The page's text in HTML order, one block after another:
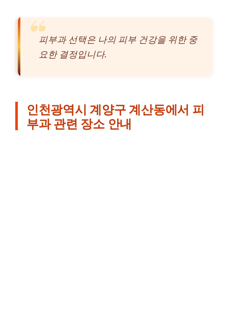
피부과 선택은 나의 피부 건강을 위한 중
요한 결정입니다.
인천광역시 계양구 계산동에서 피
부과 관련 장소 안내